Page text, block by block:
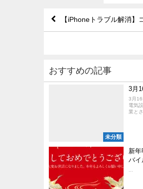
【iPhoneトラブル解消
おすすめの記事
未分類
3月
3月16
電気
業と
新
バイ